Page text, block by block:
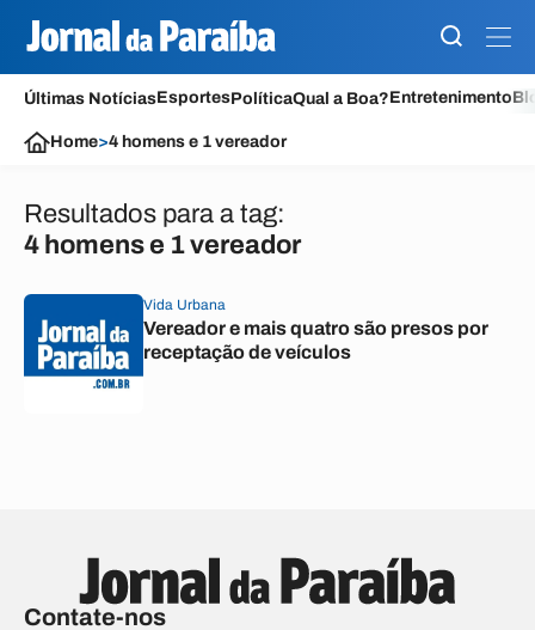
Últimas NotíciasEsportesPolíticaQual a Boa?Entretenimento
Home>4 homens e 1 vereador
Resultados para a tag:
4 homens e 1 vereador
Vida Urbana
Vereador e mais quatro são presos por
receptação de veículos
Contate-nos